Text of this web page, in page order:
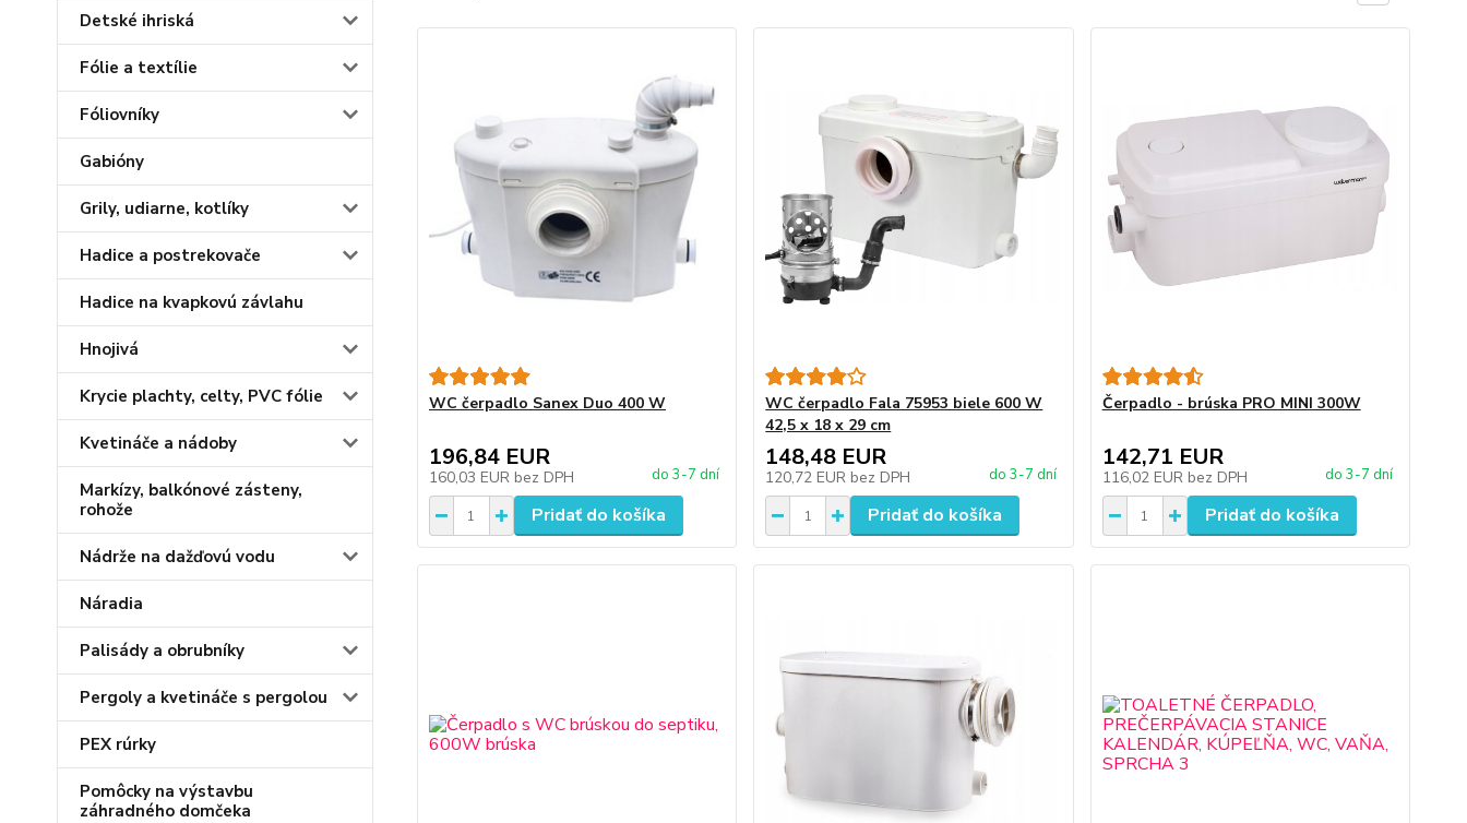
Detské ihriská
Fólie a textílie
Fóliovníky
Gabióny
Grily, udiarne, kotlíky
Hadice a postrekovače
Hadice na kvapkovú závlahu
Hnojivá
Krycie plachty, celty, PVC fólie
Kvetináče a nádoby
Markízy, balkónové zásteny,
rohože
Nádrže na dažďovú vodu
Náradia
Palisády a obrubníky
Pergoly a kvetináče s pergolou
PEX rúrky
Pomôcky na výstavbu
záhradného domčeka
WC čerpadlo Sanex Duo 400 W
196,84 EUR
160,03 EUR bez DPH do 3-7 dní
Pridať do košíka
WC čerpadlo Fala 75953 biele 600 W
42,5 x 18 x 29 cm
148,48 EUR
120,72 EUR bez DPH do 3-7 dní
Pridať do košíka
Čerpadlo - brúska PRO MINI 300W
142,71 EUR
116,02 EUR bez DPH do 3-7 dní
Pridať do košíka